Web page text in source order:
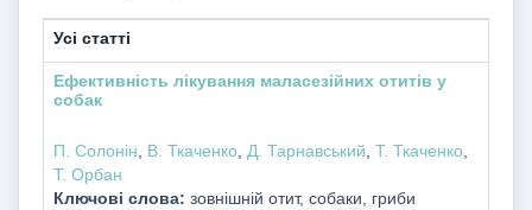
Усі статті
Ефективність лікування маласезійних отитів у
собак
П. Солонін В. Ткаченко, Д. Тарнавський Т. Ткаченко,
Т. Орбан
Ключові слова: зовнішній отит, собаки, гриби